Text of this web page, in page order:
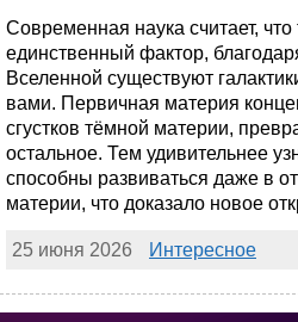
Современная наука считает,
единственный фактор,
Вселенной существуют
вами. Первичная материя
сгустков тёмной материи,
остальное. Тем удивительнее
способны развиваться даже в
материи, что доказало новое
25 июня 2026 Интересное